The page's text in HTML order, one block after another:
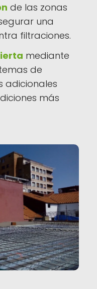
de las zonas
una
filtraciones.
mediante
de
adicionales
más